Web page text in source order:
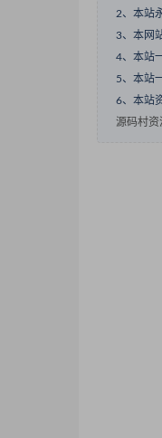
2、本站
3、本网
4、本站
5、本站
6、本站
源码村资